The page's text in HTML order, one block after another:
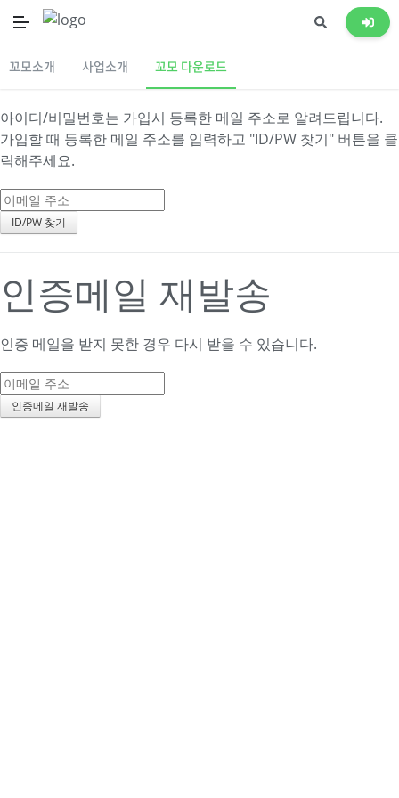
꼬모소개 사업소개 꼬모 다운로드
이메일 주소로 계정 찾
기
아이디/비밀번호는 가입시 등록한 메일 주소로 알려드립니다.
가입할 때 등록한 메일 주소를 입력하고 "ID/PW 찾기" 버튼을 클
릭해주세요.
인증메일 재발송
인증 메일을 받지 못한 경우 다시 받을 수 있습니다.